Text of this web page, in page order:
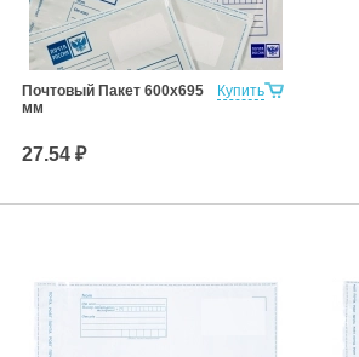
Купить
Почтовый Пакет 600х695
мм
27.54 ₽